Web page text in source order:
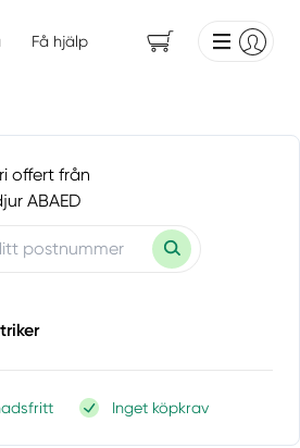
Få hjälp
offert från
ABAED
Inget köpkrav